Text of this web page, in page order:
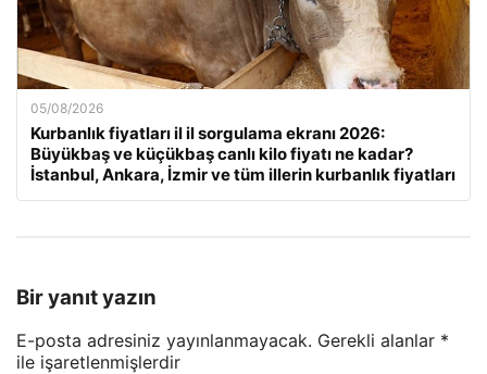
05/08/2026
Kurbanlık fiyatları il il sorgulama ekranı 2026:
Büyükbaş ve küçükbaş canlı kilo fiyatı ne kadar?
İstanbul, Ankara, İzmir ve tüm illerin kurbanlık fiyatları
Bir yanıt yazın
E-posta adresiniz yayınlanmayacak. Gerekli alanlar *
ile işaretlenmişlerdir